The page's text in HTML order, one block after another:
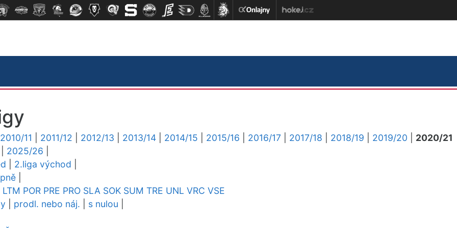
2010/11 2011/12 2012/13 2013/14 2014/15 2015/16 2016/17 2017/18 2018/19 2019/20
2020/21
2025/26
2.liga východ
LTM POR PRE PRO SLA SOK SUM TRE UNL VRC VSE
prodl. nebo náj. s nulou